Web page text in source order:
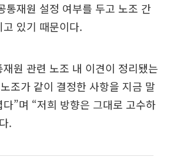
통재원 설정 여부를 두고 노조 간
있기 때문이다.
원 관련 노조 내 이견이 정리됐는
조가 같이 결정한 사항을 지금 말
”며 “저희 방향은 그대로 고수하
.